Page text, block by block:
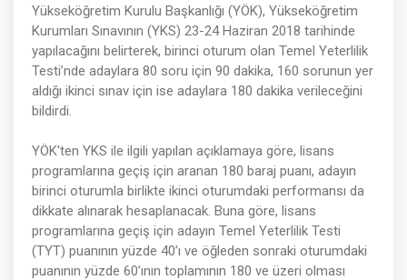
Yükseköğretim Kurulu Başkanlığı (YÖK), Yükseköğretim
Kurumları Sınavının (YKS) 23-24 Haziran 2018 tarihinde
yapılacağını belirterek, birinci oturum olan Temel Yeterlilik
Testi’nde adaylara 80 soru için 90 dakika, 160 sorunun yer
aldığı ikinci sınav için ise adaylara 180 dakika verileceğini
bildirdi.
YÖK'ten YKS ile ilgili yapılan açıklamaya göre, lisans
programlarına geçiş için aranan 180 baraj puanı, adayın
birinci oturumla birlikte ikinci oturumdaki performansı da
dikkate alınarak hesaplanacak. Buna göre, lisans
programlarına geçiş için adayın Temel Yeterlilik Testi
(TYT) puanının yüzde 40’ı ve öğleden sonraki oturumdaki
puanının yüzde 60’ının toplamının 180 ve üzeri olması